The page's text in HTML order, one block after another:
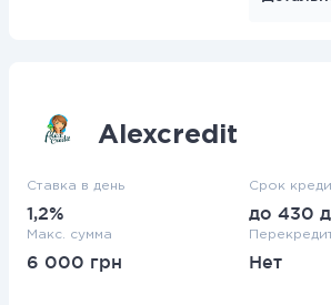
Alexcredit
Ставка в день
1,2%
Срок
до 430
Макс. сумма
6 000 грн Нет